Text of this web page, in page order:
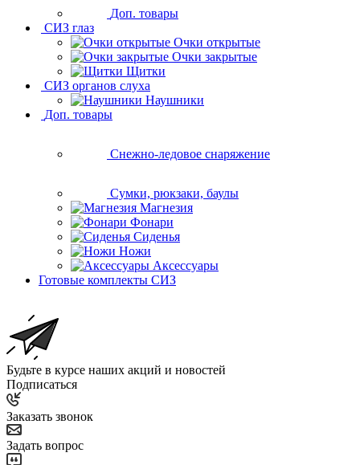
Доп. товары
СИЗ глаз
Очки открытые
Очки закрытые
Щитки
СИЗ органов слуха
Наушники
Доп. товары
Снежно-ледовое снаряжение
Сумки, рюкзаки, баулы
Магнезия
Фонари
Сиденья
Ножи
Аксессуары
Готовые комплекты СИЗ
Будьте в курсе наших акций и новостей
Подписаться
Заказать звонок
Задать вопрос